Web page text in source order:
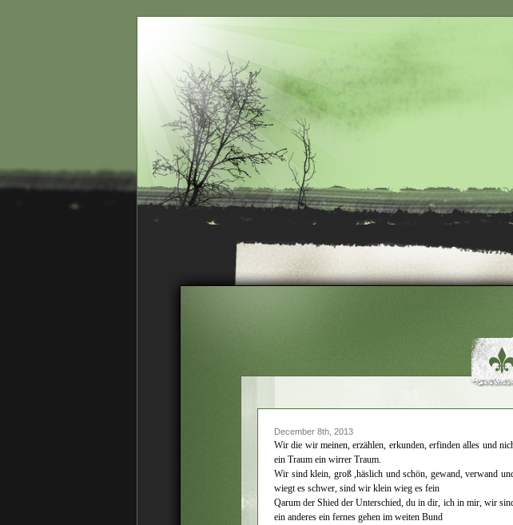
December 8th, 2013
Wir die wir meinen, erzählen, erkunden, erfinden alles und
ein Traum ein wirrer Traum.
Wir sind klein, groß ,häslich und schön, gewand, verwand
wiegt es schwer, sind wir klein wieg es fein
Qarum der Shied der Unterschied, du in dir, ich in mir, wir
ein anderes ein fernes gehen im weiten Bund